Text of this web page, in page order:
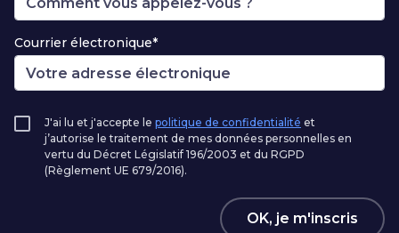
Courrier électronique*
J'ai lu et j'accepte le politique de confidentialité et
j’autorise le traitement de mes données personnelles en
vertu du Décret Législatif 196/2003 et du RGPD
(Règlement UE 679/2016).
OK, je m'inscris